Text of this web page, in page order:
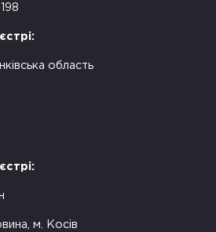
область
м. Косів